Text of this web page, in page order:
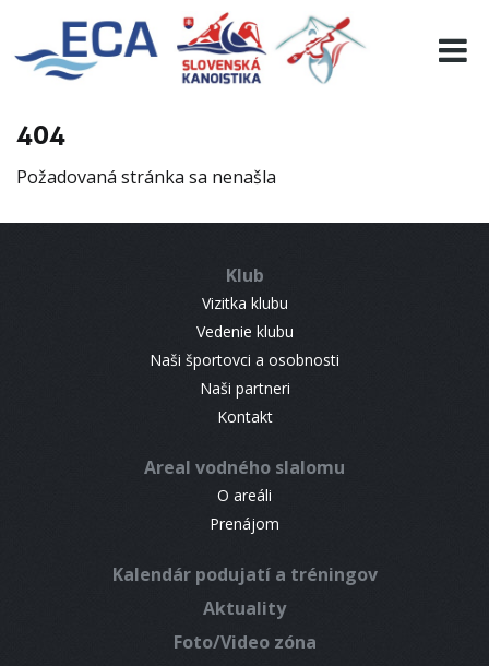
404
Požadovaná stránka sa nenašla
Klub
Vizitka klubu
Vedenie klubu
Naši športovci a osobnosti
Naši partneri
Kontakt
Areal vodného slalomu
O areáli
Prenájom
Kalendár podujatí a tréningov
Aktuality
Foto/Video zóna
EURO 19
INFO
RESULTS
CONTACT